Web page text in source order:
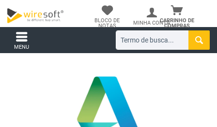
CARRINHO DE
COMPRAS
BLOCO DE
NOTAS
MINHA CONTA
MENU